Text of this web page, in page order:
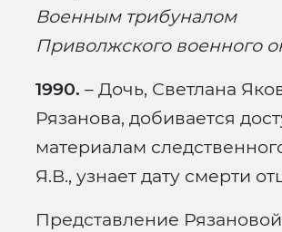
Военным трибуналом
Приволжского военного
1990. – Дочь, Светлана
Рязанова, добивается
материалам
Я.В., узнает дату смерти
Представление